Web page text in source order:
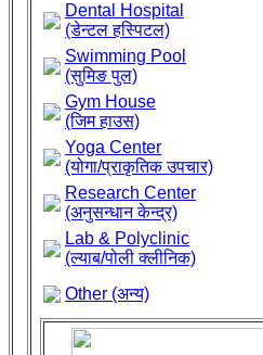
Dental Hospital
(डेन्टल हस्पिटल)
Swimming Pool
(सुमिङ पुल)
Gym House
(जिम हाउस)
Yoga Center
(योगा/प्राकृतिक उपचार)
Research Center
(अनुसन्धान केन्द्र)
Lab & Polyclinic
(ल्याब/पोली क्लीनिक)
Other (अन्य)